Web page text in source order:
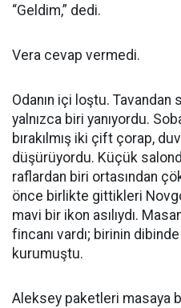
“Geldim,” dedi.
Vera cevap vermedi.
Odanın içi loştu. Tavandan
yalnızca biri yanıyordu.
bırakılmış iki çift çorap,
düşürüyordu. Küçük
raflardan biri ortasından
önce birlikte gittikleri
mavi bir ikon asılıydı.
fincanı vardı; birinin
kurumuştu.
Aleksey paketleri masaya